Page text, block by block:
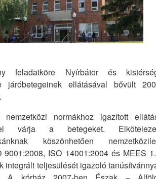
feladatköre Nyírbátor és
járóbetegeinek ellátásával bővült
nemzetközi normákhoz igazított
várja a betegeket.
köszönhetően
9001:2008, ISO 14001:2004 és MEES
integrált teljesülését igazoló